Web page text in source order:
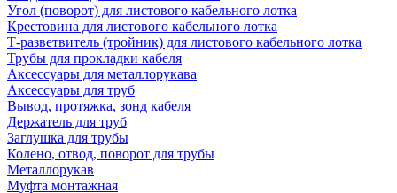
Угол (поворот) для листового кабельного лотка
Крестовина для листового кабельного лотка
Т-разветвитель (тройник) для листового кабельного лотка
Трубы для прокладки кабеля
Аксессуары для металлорукава
Аксессуары для труб
Вывод, протяжка, зонд кабеля
Держатель для труб
Заглушка для трубы
Колено, отвод, поворот для трубы
Металлорукав
Муфта монтажная